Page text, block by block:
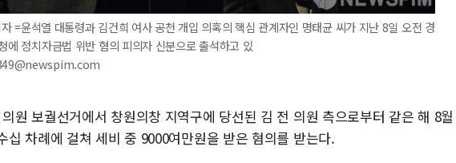
=윤석열 대통령과 김건희 여사 공천 개입 의혹의 핵심 관계자인 명태균 씨가 지난 8일 오전 경
에 정치자금법 위반 혐의 피의자 신분으로 출석하고 있
원 보궐선거에서 창원의창 지역구에 당선된 김 전 의원 측으로부터 같은 해 8월
십 차례에 걸쳐 세비 중 9000여만원을 받은 혐의를 받는다.